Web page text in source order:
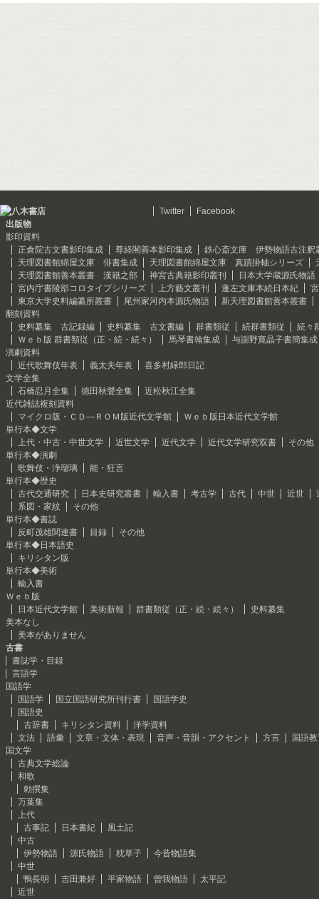
Twitter
Facebook
出版物
影印資料
正倉院古文書影印集成
尊経閣善本影印集成
鉄心斎文庫 伊勢物語古注釈
天理図書館綿屋文庫 俳書集成
天理図書館綿屋文庫 真蹟掛軸シリーズ
天理図書館善本叢書 漢籍之部
神宮古典籍影印叢刊
日本大学蔵源氏物語
宮内庁書陵部コロタイプシリーズ
上方藝文叢刊 蓬左文庫本続日本紀
東京大学史料編纂所叢書
尾州家河内本源氏物語
新天理図書館善本叢書
翻刻資料
史料纂集 古記録編
史料纂集 古文書編 群書類従 続群書類従
続々
Ｗｅｂ版 群書類従（正・続・続々）
馬琴書翰集成
与謝野寛晶子書簡集成
演劇資料
近代歌舞伎年表
義太夫年表
喜多村緑郎日記
文学全集
石橋忍月全集
徳田秋聲全集
近松秋江全集
近代雑誌複刻資料
マイクロ版・ＣＤ―ＲＯＭ版近代文学館
Ｗｅｂ版日本近代文学館
単行本◆文学
上代・中古・中世文学
近世文学 近代文学 近代文学研究双書
その他
単行本◆演劇
歌舞伎・浄瑠璃
能・狂言
単行本◆歴史
古代交通研究
日本史研究叢書 輸入書 考古学 古代 中世 近世
系図・家紋
その他
単行本◆書誌
反町茂雄関連書
目録
その他
単行本◆日本語史
キリシタン版
単行本◆美術
輸入書
Ｗｅｂ版
日本近代文学館
美術新報 群書類従（正・続・続々）
史料纂集
美本なし
美本がありません
古書
書誌学・目録
言語学
国語学
国語学
国立国語研究所刊行書
国語学史
国語史
古辞書
キリシタン資料
洋学資料
文法
語彙 文章・文体・表現 音声・音韻・アクセント 方言
国語
国文学
古典文学総論
和歌
勅撰集
万葉集
上代
古事記
日本書紀
風土記
中古
伊勢物語
源氏物語 枕草子
今昔物語集
中世
鴨長明
吉田兼好 平家物語 曽我物語
太平記
近世